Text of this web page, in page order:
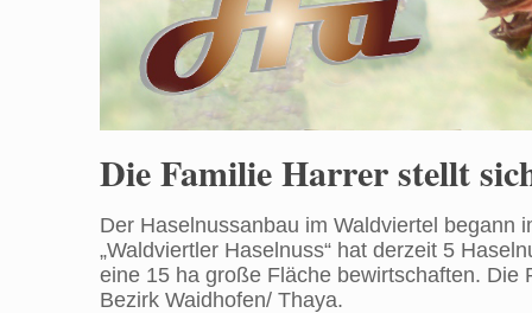
Die Familie Harrer stellt
Der Haselnussanbau im Waldviertel begann
„Waldviertler Haselnuss“ hat derzeit 5
eine 15 ha große Fläche bewirtschaften. Die
Bezirk Waidhofen/ Thaya.